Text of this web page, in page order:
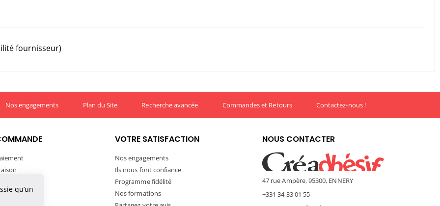
fournisseur)
Nos engagements Plan du Site Recherche avancée Commandes et Retours Contactez-nous !
commande
VOTRE SATISFACTION
Nos engagements
Ils nous font confiance
Programme fidélité
Nos formations
NOUS CONTACTER
47 rue Ampère, 95300, ENNERY
+331 34 33 01 55
qu’un